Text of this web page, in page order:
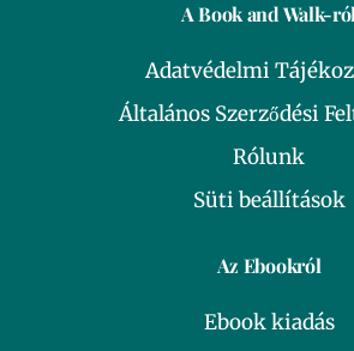
A Book and Walk-ról
Adatvédelmi
Általános Szerződési
Rólunk
Süti beállítások
Az Ebookról
Ebook kiadás